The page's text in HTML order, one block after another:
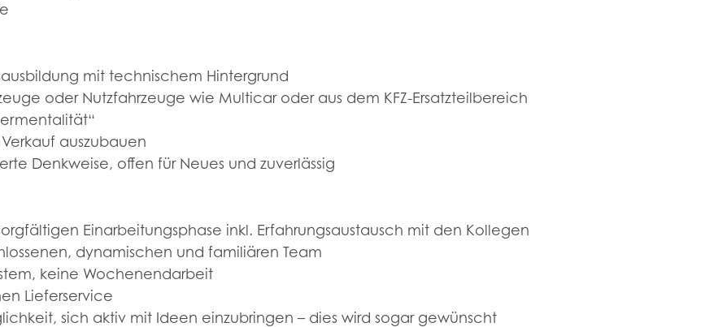
mit technischem Hintergrund
oder Nutzfahrzeuge wie Multicar oder aus dem KFZ-Ersatzteilbereich
auszubauen
Denkweise, offen für Neues und zuverlässig
Einarbeitungsphase inkl. Erfahrungsaustausch mit den Kollegen
dynamischen und familiären Team
keine Wochenendarbeit
Lieferservice
sich aktiv mit Ideen einzubringen – dies wird sogar gewünscht